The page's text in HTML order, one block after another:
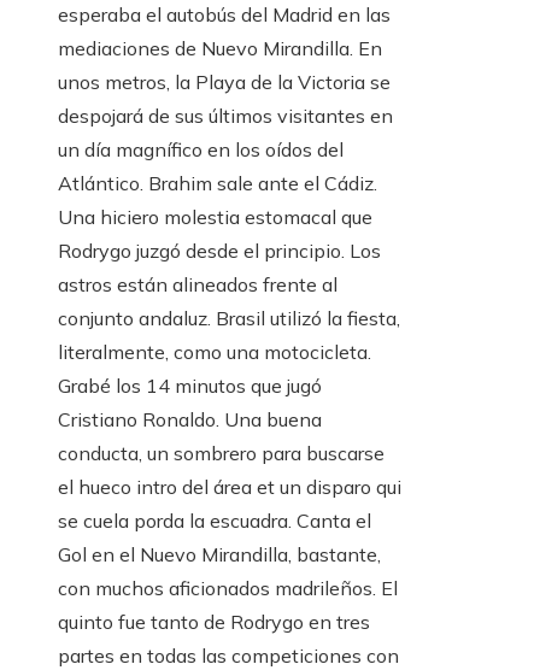
esperaba el autobús del Madrid en las
mediaciones de Nuevo Mirandilla. En
unos metros, la Playa de la Victoria se
despojará de sus últimos visitantes en
un día magnífico en los oídos del
Atlántico. Brahim sale ante el Cádiz.
Una hiciero molestia estomacal que
Rodrygo juzgó desde el principio. Los
astros están alineados frente al
conjunto andaluz. Brasil utilizó la fiesta,
literalmente, como una motocicleta.
Grabé los 14 minutos que jugó
Cristiano Ronaldo. Una buena
conducta, un sombrero para buscarse
el hueco intro del área et un disparo qui
se cuela porda la escuadra. Canta el
Gol en el Nuevo Mirandilla, bastante,
con muchos aficionados madrileños. El
quinto fue tanto de Rodrygo en tres
partes en todas las competiciones con